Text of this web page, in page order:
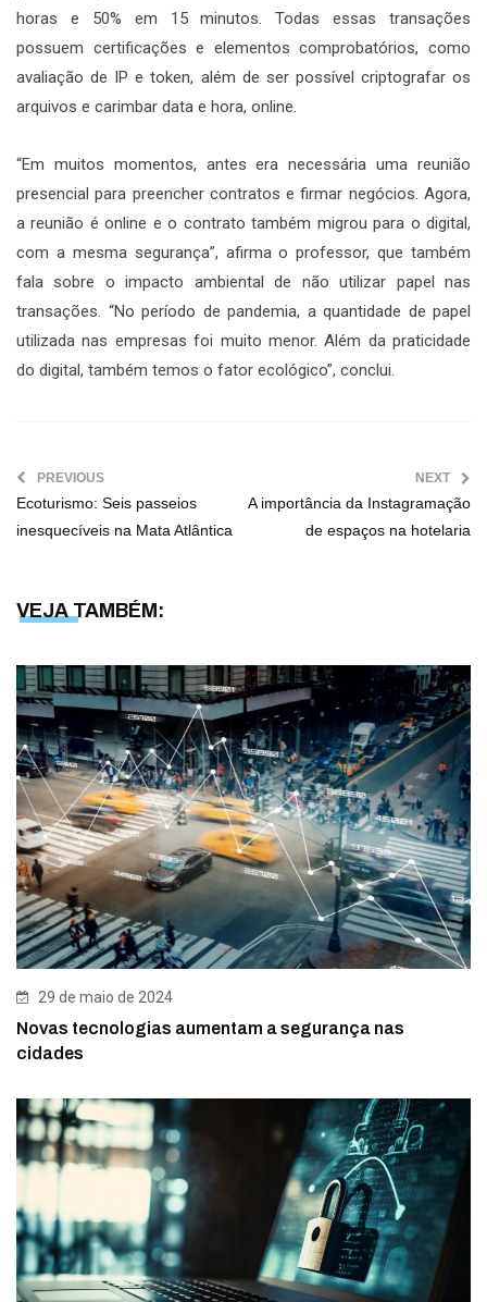
horas e 50% em 15 minutos. Todas essas transações
possuem certificações e elementos comprobatórios, como
avaliação de IP e token, além de ser possível criptografar os
arquivos e carimbar data e hora, online.
“Em muitos momentos, antes era necessária uma reunião
presencial para preencher contratos e firmar negócios. Agora,
a reunião é online e o contrato também migrou para o digital,
com a mesma segurança”, afirma o professor, que também
fala sobre o impacto ambiental de não utilizar papel nas
transações. “No período de pandemia, a quantidade de papel
utilizada nas empresas foi muito menor. Além da praticidade
do digital, também temos o fator ecológico”, conclui.
PREVIOUS
Ecoturismo: Seis passeios
inesquecíveis na Mata Atlântica
NEXT
A importância da Instagramação
de espaços na hotelaria
VEJA TAMBÉM:
29 de maio de 2024
Novas tecnologias aumentam a segurança nas
cidades